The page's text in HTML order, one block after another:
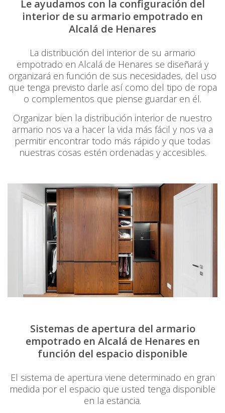
Le ayudamos con la configuración del
interior de su armario empotrado en
Alcalá de Henares
La distribución del interior de su armario
empotrado en Alcalá de Henares se diseñará y
organizará en función de sus necesidades, del uso
que tenga previsto darle así como del tipo de ropa
o complementos que piense guardar en él.
Organizar bien la distribución interior de nuestro
armario nos va a hacer la vida más fácil y nos va a
permitir encontrar todo más rápido y que todas
nuestras cosas estén ordenadas y accesibles.
Sistemas de apertura del armario
empotrado en Alcalá de Henares en
función del espacio disponible
El sistema de apertura viene determinado en gran
medida por el espacio que usted tenga disponible
en la estancia.